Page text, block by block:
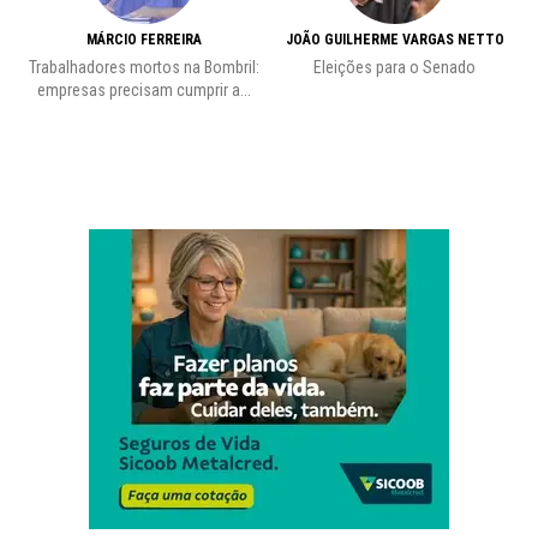
MÁRCIO FERREIRA
Trabalhadores mortos na Bombril:
empresas precisam cumprir a...
JOÃO GUILHERME VARGAS NETTO
Eleições para o Senado